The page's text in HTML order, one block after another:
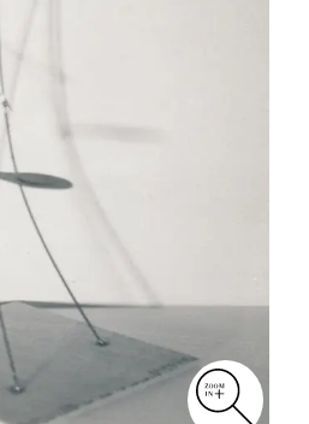
DES OEUVRES